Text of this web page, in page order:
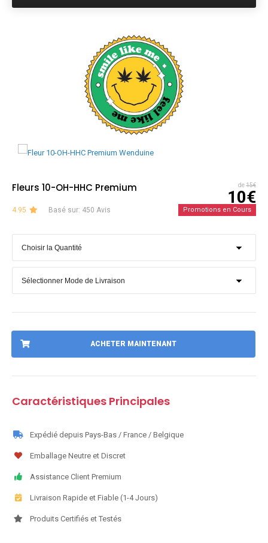
Fleurs 10-OH-HHC Premium de15€
10€
4.95 Basé sur: 450 Avis Promotions en Cours
ACHETER MAINTENANT
Caractéristiques Principales
Expédié depuis Pays-Bas / France / Belgique
Emballage Neutre et Discret
Assistance Client Premium
Livraison Rapide et Fiable (1-4 Jours)
Produits Certifiés et Testés